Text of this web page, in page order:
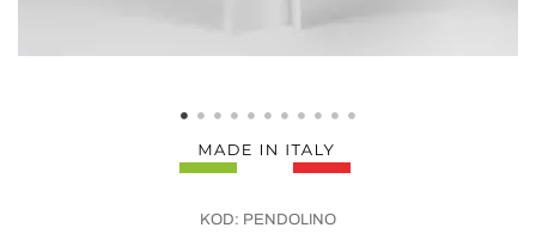
KOD: PENDOLINO